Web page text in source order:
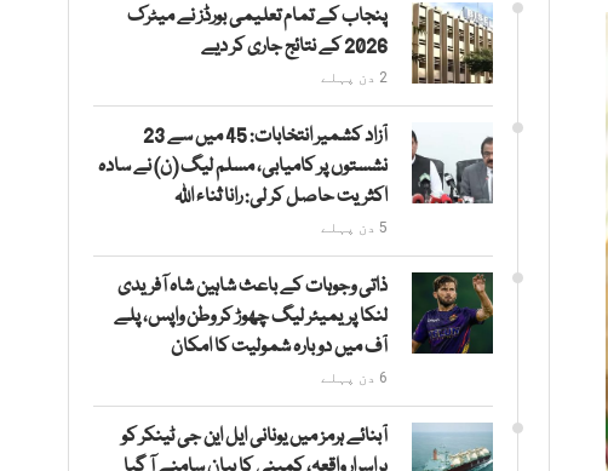
پنجاب کے تمام تعلیمی بورڈز نے میٹرک
2026 کے نتائج جاری کر دیے
2 دن پہلے
آزاد کشمیر انتخابات: 45 میں سے 23
نشستوں پر کامیابی، مسلم لیگ (ن) نے سادہ
اکثریت حاصل کر لی: رانا ثناء اللہ
5 دن پہلے
ذاتی وجوہات کے باعث شاہین شاہ آفریدی
لنکا پریمیئر لیگ چھوڑ کر وطن واپس، پلے
آف میں دوبارہ شمولیت کا امکان
6 دن پہلے
آبنائے ہرمز میں یونانی ایل این جی ٹینکر کو